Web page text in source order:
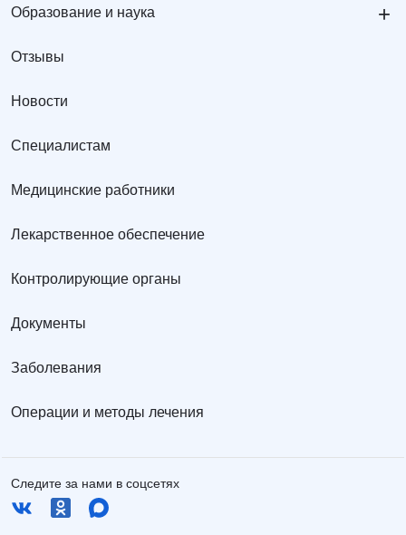
Образование и наука +
Отзывы
Новости
Специалистам
Медицинские работники
Лекарственное обеспечение
Контролирующие органы
Документы
Заболевания
Операции и методы лечения
Следите за нами в соцсетях